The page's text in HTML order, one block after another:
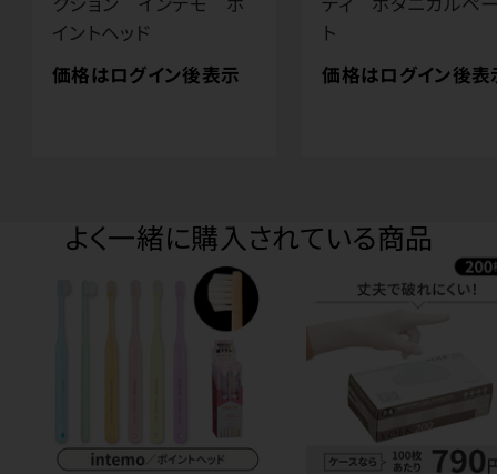
イントヘッド
価格はログイン後表示
ト
価格はログイン後表
よく一緒に購入されている商品